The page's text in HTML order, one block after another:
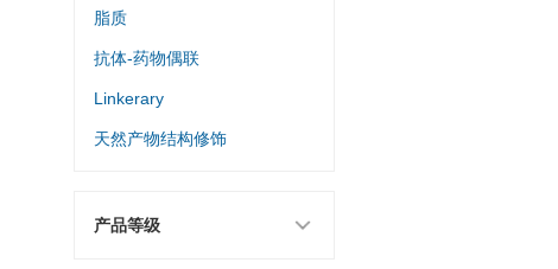
脂质
抗体-药物偶联
Linkerary
天然产物结构修饰
产品等级